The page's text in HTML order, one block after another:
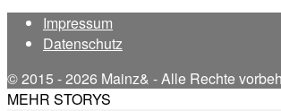
Impressum
Datenschutz
© 2015 - 2026 Mainz& - Alle Rechte
MEHR STORYS